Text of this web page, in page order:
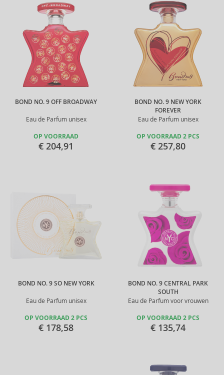
BOND NO. 9 OFF BROADWAY
Eau de Parfum unisex
OP VOORRAAD
€ 204,91
BOND NO. 9 NEW YORK
FOREVER
Eau de Parfum unisex
OP VOORRAAD 2 PCS
€ 257,80
BOND NO. 9 SO NEW YORK
Eau de Parfum unisex
OP VOORRAAD 2 PCS
€ 178,58
BOND NO. 9 CENTRAL PARK
SOUTH
Eau de Parfum voor vrouwen
OP VOORRAAD 2 PCS
€ 135,74